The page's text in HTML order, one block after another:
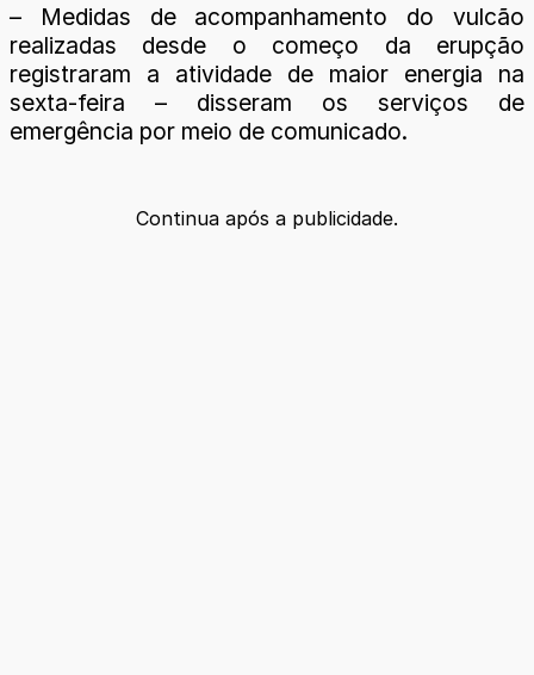
– Medidas de acompanhamento do vulcão
realizadas desde o começo da erupção
registraram a atividade de maior energia na
sexta-feira – disseram os serviços de
emergência por meio de comunicado.
Continua após a publicidade.